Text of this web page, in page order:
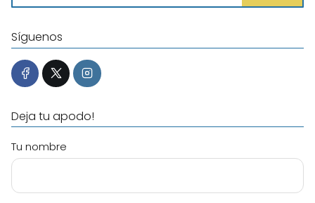
Síguenos
Deja tu apodo!
Tu nombre